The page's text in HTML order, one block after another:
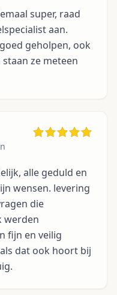
super, raad
aan.
geholpen, ook
ze meteen
alle geduld en
wensen. levering
die
werden
fijn en veilig
dat ook hoort bij